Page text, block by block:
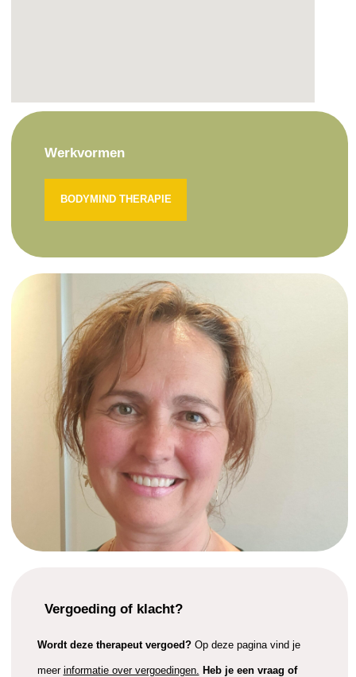
Werkvormen
BODYMIND THERAPIE
Vergoeding of klacht?
Wordt deze therapeut vergoed?Op deze pagina vind je
meer informatie over vergoedingen. Heb je een vraag of